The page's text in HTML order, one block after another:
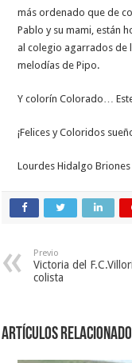
más ordenado que de
Pablo y su mami, están
al colegio agarrados de
melodías de Pipo.
Y colorín Colorado…
¡Felices y Coloridos
Lourdes Hidalgo Briones
Previo
Victoria del
colista
Artículos